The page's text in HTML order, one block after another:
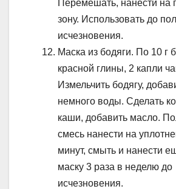
Перемешать, нанести на
зону. Использовать до
исчезновения.
Маска из бодяги. По 10 г
красной глины, 2 капли
Измельчить бодягу,
немного воды. Сделать
каши, добавить масло.
смесь нанести на
минут, смыть и нанести
маску 3 раза в неделю до
исчезновения.